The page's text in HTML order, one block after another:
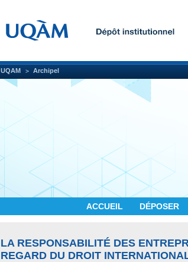
UQAM Archipel
ACCUEIL DÉPOSER
LA RESPONSABILITÉ DES
REGARD DU DROIT